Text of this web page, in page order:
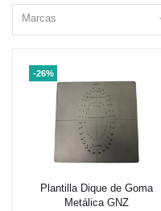
Marcas
-26%
Añadir al carrito
Plantilla Dique de Goma
Metálica GNZ